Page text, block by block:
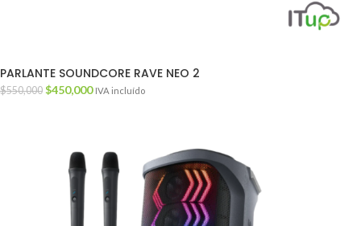
PARLANTE SOUNDCORE RAVE NEO 2
$550,000 $450,000 IVA incluído